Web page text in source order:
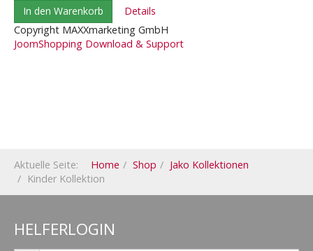
In den Warenkorb
Details
Copyright MAXXmarketing GmbH
JoomShopping Download & Support
Aktuelle Seite: Home Shop
Jako Kollektionen
Kinder Kollektion
HELFERLOGIN